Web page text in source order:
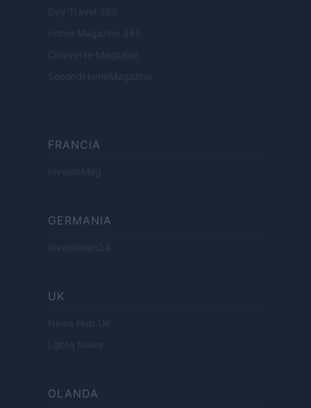
Day Travel 365
Home Magazine 365
Cineverse Magazine
SecondHomeMagazine
FRANCIA
InvestirMag
GERMANIA
Investieren24
UK
News Hub UK
Lgbtq News
OLANDA